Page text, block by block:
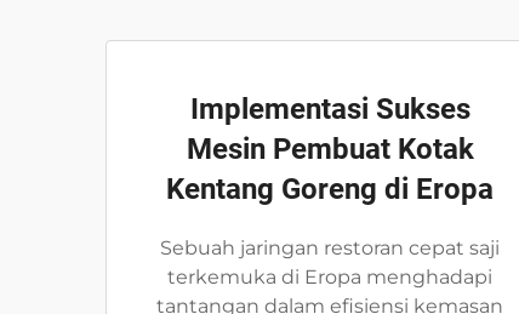
Implementasi Sukses
Mesin Pembuat Kotak
Kentang Goreng di Eropa
Sebuah jaringan restoran cepat saji
terkemuka di Eropa menghadapi
tantangan dalam efisiensi kemasan